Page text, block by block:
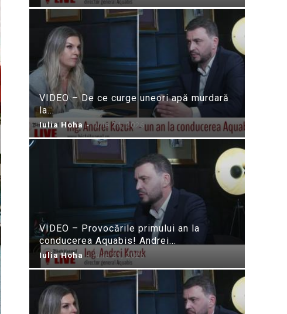
VIDEO – De ce curge uneori apă murdară
la...
Iulia Hoha - iulie 24, 2026
VIDEO – Provocările primului an la
conducerea Aquabis! Andrei...
Iulia Hoha - iulie 21, 2026